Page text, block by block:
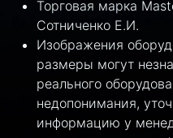
Торговая марка
Сотниченко Е.И.
Изображения
размеры могут
реального
недопонимания,
информацию у